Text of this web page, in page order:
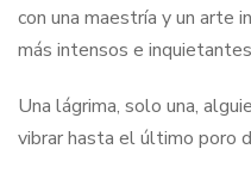
con una maestría y un arte
más intensos e
Una lágrima, solo una,
vibrar hasta el último poro